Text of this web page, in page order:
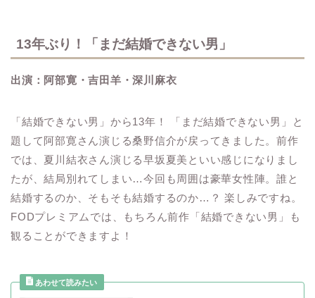
13年ぶり！「まだ結婚できない男」
出演：阿部寛・吉田羊・深川麻衣
「結婚できない男」から13年！ 「まだ結婚できない男」と
題して阿部寛さん演じる桑野信介が戻ってきました。前作
では、夏川結衣さん演じる早坂夏美といい感じになりまし
たが、結局別れてしまい…今回も周囲は豪華女性陣。誰と
結婚するのか、そもそも結婚するのか…？ 楽しみですね。
FODプレミアムでは、もちろん前作「結婚できない男」も
観ることができますよ！